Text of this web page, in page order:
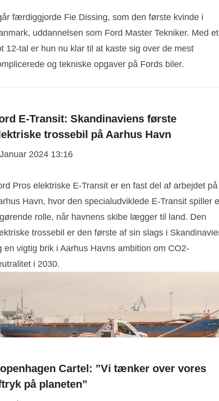
færdiggjorde Fie Dissing, som den første kvinde i
uddannelsen som Ford Master Tekniker. Med et
12-tal er hun nu klar til at kaste sig over de mest
og tekniske opgaver på Fords biler.
E-Transit: Skandinaviens første
trossebil på Aarhus Havn
2024 13:16
Pros elektriske E-Transit er en fast del af arbejdet på
Havn, hvor den specialudviklede E-Transit spiller
rolle, når havnens skibe lægger til land. Den
trossebil er den første af sin slags i
en vigtig brik i Aarhus Havns ambition om CO2-
i 2030.
Cartel: ”Vi tænker over vores
på planeten”